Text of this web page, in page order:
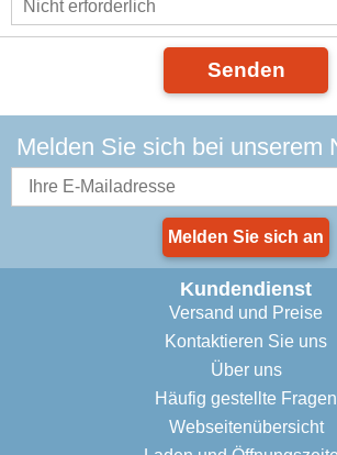
Senden
Melden Sie sich bei unserem
Melden Sie sich an
Kundendienst
Versand und Preise
Kontaktieren Sie uns
Über uns
Häufig gestellte Fragen
Webseitenübersicht